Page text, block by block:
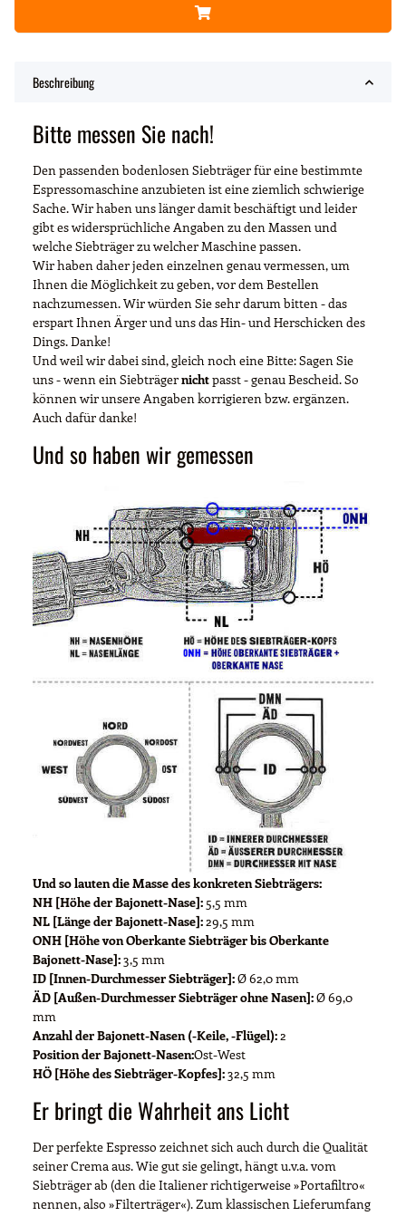
Beschreibung
Bitte messen Sie nach!
Den passenden bodenlosen Siebträger für eine bestimmte
Espressomaschine anzubieten ist eine ziemlich schwierige
Sache. Wir haben uns länger damit beschäftigt und leider
gibt es widersprüchliche Angaben zu den Massen und
welche Siebträger zu welcher Maschine passen.
Wir haben daher jeden einzelnen genau vermessen, um
Ihnen die Möglichkeit zu geben, vor dem Bestellen
nachzumessen. Wir würden Sie sehr darum bitten - das
erspart Ihnen Ärger und uns das Hin- und Herschicken des
Dings. Danke!
Und weil wir dabei sind, gleich noch eine Bitte: Sagen Sie
uns - wenn ein Siebträgernichtpasst - genau Bescheid. So
können wir unsere Angaben korrigieren bzw. ergänzen.
Auch dafür danke!
Und so haben wir gemessen
Und so lauten die Masse des konkreten Siebträgers:
NH [Höhe der Bajonett-Nase]: 5,5 mm
NL [Länge der Bajonett-Nase]:29,5 mm
ONH [Höhe von Oberkante Siebträger bis Oberkante
Bajonett-Nase]:3,5 mm
ID [Innen-Durchmesser Siebträger]:Ø 62,0 mm
ÄD [Außen-Durchmesser Siebträger ohne Nasen]:Ø 69,0
mm
Anzahl der Bajonett-Nasen (-Keile, -Flügel):2
Position der Bajonett-Nasen:Ost-West
HÖ [Höhe des Siebträger-Kopfes]:32,5 mm
Er bringt die Wahrheit ans Licht
Der perfekte Espresso zeichnet sich auch durch die Qualität
seiner Crema aus. Wie gut sie gelingt, hängt u.v.a. vom
Siebträger ab (den die Italiener richtigerweise »Portafiltro«
nennen, also »Filterträger«). Zum klassischen Lieferumfang